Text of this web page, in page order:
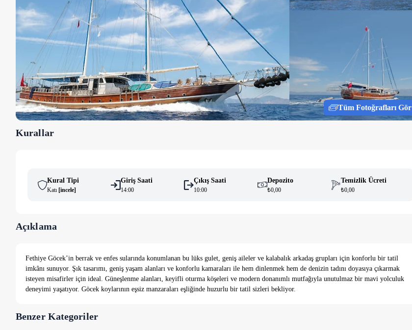
Tüm Fotoğrafları Gör
Kurallar
Kural Tipi
Katı [i̇ncele]
Giriş Saati
14:00
Çıkış Saati
10:00
Depozito
₺0,00
Temizlik Ücreti
₺0,00
Açıklama
Fethiye Göcek’in berrak ve enfes sularında konumlanan bu lüks gulet, geniş aileler ve kalabalık arkadaş grupları için konforlu bir tatil
imkânı sunuyor. Şık tasarımı, geniş yaşam alanları ve konforlu kamaraları ile hem dinlenmek hem de denizin tadını doyasıya çıkarmak
isteyen misafirler için ideal. Güneşlenme alanları, keyifli oturma köşeleri ve modern donanımlı mutfağıyla unutulmaz bir mavi yolculuk
deneyimi yaşatıyor. Göcek koylarının eşsiz manzaraları eşliğinde huzurlu bir tatil sizleri bekliyor.
Benzer Kategoriler